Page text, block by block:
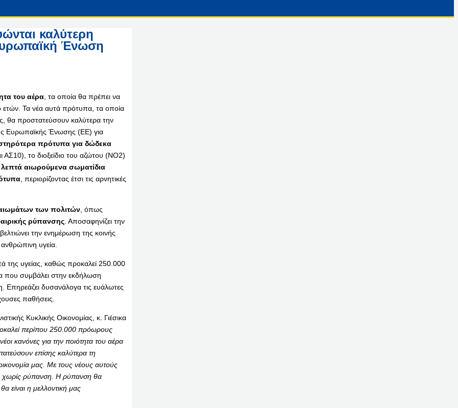
καλύτερη
Ένωση
του αέρα , τα οποία θα πρέπει να
Τα νέα αυτά πρότυπα, τα οποία
θα προστατεύσουν καλύτερα την
Ευρωπαϊκής Ένωσης (ΕΕ) για
πρότυπα για δώδεκα
το διοξείδιο του αζώτου (NO2)
λεπτά αιωρούμενα σωματίδια
, περιορίζοντας έτσι τις αρνητικές
των πολιτών , όπως
ρύπανσης . Αποσαφηνίζει την
την ενημέρωση της κοινής
υγεία.
της υγείας, καθώς προκαλεί 250.000
που συμβάλει στην εκδήλωση
δυσανάλογα τις ευάλωτες
παθήσεις.
Κυκλικής Οικονομίας, κ. Γιέσικα
περίπου 250.000 πρόωρους
κανόνες για την ποιότητα του αέρα
επίσης καλύτερα τη
μας. Με τους νέους αυτούς
χωρίς ρύπανση. Η ρύπανση θα
είναι η μελλοντική μας